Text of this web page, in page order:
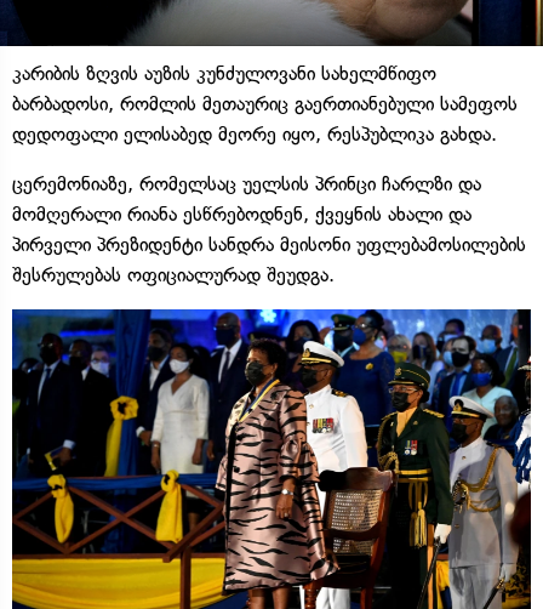
კარიბის ზღვის აუზის კუნძულოვანი სახელმწიფო
ბარბადოსი, რომლის მეთაურიც გაერთიანებული სამეფოს
დედოფალი ელისაბედ მეორე იყო, რესპუბლიკა გახდა.
ცერემონიაზე, რომელსაც უელსის პრინცი ჩარლზი და
მომღერალი რიანა ესწრებოდნენ, ქვეყნის ახალი და
პირველი პრეზიდენტი სანდრა მეისონი უფლებამოსილების
შესრულებას ოფიციალურად შეუდგა.